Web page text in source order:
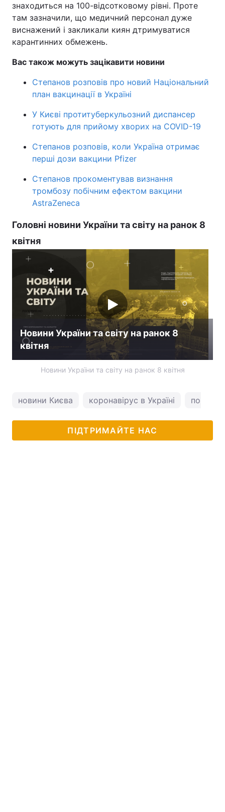
знаходиться на 100-відсотковому рівні. Проте
там зазначили, що медичний персонал дуже
виснажений і закликали киян дтримуватися
карантинних обмежень.
Вас також можуть зацікавити новини
Степанов розповів про новий Національний
план вакцинації в Україні
У Києві протитуберкульозний диспансер
готують для прийому хворих на COVID-19
Степанов розповів, коли Україна отримає
перші дози вакцини Pfizer
Степанов прокоментував визнання
тромбозу побічним ефектом вакцини
AstraZeneca
Головні новини України та світу на ранок 8
квітня
Новини України та світу на ранок 8
квітня
Новини України та світу на ранок 8 квітня
новини Києва коронавірус в Україні погода
ПІДТРИМАЙТЕ НАС